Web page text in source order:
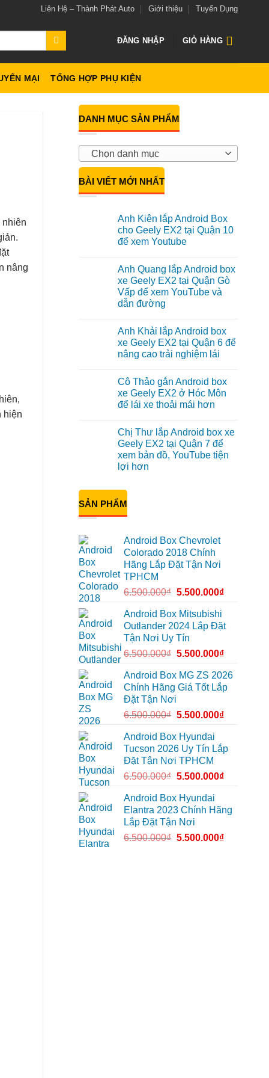
Liên Hệ – Thành Phát Auto Giới thiệu Tuyển Dụng
ĐĂNG NHẬP GIỎ HÀNG
MẠI TỔNG HỢP PHỤ KIỆN
nhiên
nâng
hiện
DANH MỤC SẢN PHẨM
Chọn danh mục
BÀI VIẾT MỚI NHẤT
Anh Kiên lắp Android Box
cho Geely EX2 tại Quận 10
để xem Youtube
bình
luận
ở
Anh
Kiên
lắp
cho
Geely
EX2
tại
để
xem
Youtube
Anh Quang lắp Android box
xe Geely EX2 tại Quận Gò
Vấp để xem YouTube và
dẫn đường
bình
luận
ở
Anh
Android
box
xe
Geely
EX2
Gò
Vấp
để
xem
YouTube
và
Anh Khải lắp Android box
xe Geely EX2 tại Quận 6 để
nâng cao trải nghiệm lái
bình
luận
ở
Anh
Android
box
xe
Geely
EX2
tại
để
nâng
cao
trải
Cô Thảo gắn Android box
xe Geely EX2 ở Hóc Môn
để lái xe thoải mái hơn
bình
luận
ở
Cô
Thảo
gắn
Geely
ở
thoải
mái
hơn
Chị Thư lắp Android box xe
Geely EX2 tại Quận 7 để
xem bản đồ, YouTube tiện
lợi hơn
bình
luận
ở
Chị
Android
box
Geely
EX2
tại
Quận
xem
bản
đồ,
YouTube
tiện
lợi
hơn
SẢN PHẨM
Android Box Chevrolet
Colorado 2018 Chính
Hãng Lắp Đặt Tận Nơi
TPHCM
6.500.000₫ 5.500.000₫
Android Box Mitsubishi
Outlander 2024 Lắp Đặt
Tận Nơi Uy Tín
6.500.000₫ 5.500.000₫
Android Box MG ZS 2026
Chính Hãng Giá Tốt Lắp
Đặt Tận Nơi
6.500.000₫ 5.500.000₫
Android Box Hyundai
Tucson 2026 Uy Tín Lắp
Đặt Tận Nơi TPHCM
6.500.000₫ 5.500.000₫
Android Box Hyundai
Elantra 2023 Chính Hãng
Lắp Đặt Tận Nơi
6.500.000₫ 5.500.000₫